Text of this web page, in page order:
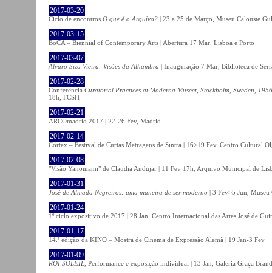
2017-03-20
Ciclo de encontros O que é o Arquivo? | 23 a 25 de Março, Museu Calouste
2017-03-15
BoCA – Biennial of Contemporary Arts | Abertura 17 Mar, Lisboa e Porto
2017-03-07
Álvaro Siza Vieira: Visões da Alhambra | Inauguração 7 Mar, Biblioteca de
2017-02-28
Conferência Curatorial Practices at Moderna Museet, Stockholm, Sweden,
18h, FCSH
2017-02-21
ARCOmadrid 2017 | 22-26 Fev, Madrid
2017-02-14
Córtex – Festival de Curtas Metragens de Sintra | 16>19 Fev, Centro Cultural
2017-02-08
"Visão Yanomami" de Claudia Andujar | 11 Fev 17h, Arquivo Municipal de
2017-01-31
José de Almada Negreiros: uma maneira de ser moderno | 3 Fev>5 Jun,
2017-01-24
1º ciclo expositivo de 2017 | 28 Jan, Centro Internacional das Artes José de
2017-01-17
14.ª edição da KINO – Mostra de Cinema de Expressão Alemã | 19 Jan-3 Fev
2017-01-09
ROI SOLEIL , Performance e exposição individual | 13 Jan, Galeria Graça